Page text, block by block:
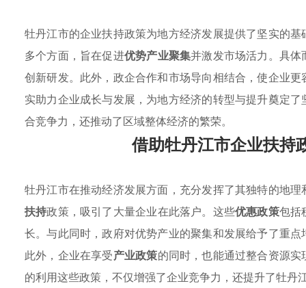
牡丹江市的企业扶持政策为地方经济发展提供了坚实的
多个方面，旨在促进优势产业聚集并激发市场活力。具
创新研发。此外，政企合作和市场导向相结合，使企业
实助力企业成长与发展，为地方经济的转型与提升奠定
合竞争力，还推动了区域整体经济的繁荣。
借助牡丹江市企业扶持
牡丹江市在推动经济发展方面，充分发挥了其独特的地
扶持政策，吸引了大量企业在此落户。这些优惠政策包括
长。与此同时，政府对优势产业的聚集和发展给予了重
此外，企业在享受产业政策的同时，也能通过整合资源
的利用这些政策，不仅增强了企业竞争力，还提升了牡丹